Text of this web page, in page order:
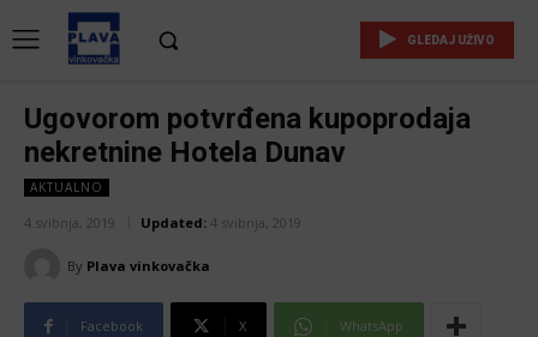
GLEDAJ UŽIVO
Ugovorom potvrđena kupoprodaja
nekretnine Hotela Dunav
AKTUALNO
4 svibnja, 2019 Updated: 4 svibnja, 2019
By Plava vinkovačka
Facebook X WhatsApp